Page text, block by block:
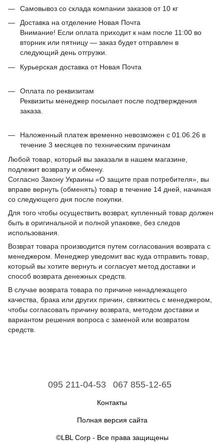
Самовывоз со склада компании заказов от 10 кг
Доставка на отделение Новая Почта
Внимание! Если оплата приходит к нам после 11:00 во
вторник или пятницу — заказ будет отправлен в
следующий день отгрузки.
Курьерская доставка от Новая Почта
Оплата по реквизитам
Реквизиты менеджер посылает после подтверждения
заказа.
Наложенный платеж временно невозможен с 01.06.26 в
течение 3 месяцев по техническим причинам
Любой товар, который вы заказали в нашем магазине,
подлежит возврату и обмену.
Согласно Закону Украины «О защите прав потребителя», вы
вправе вернуть (обменять) товар в течение 14 дней, начиная
со следующего дня после покупки.
Для того чтобы осуществить возврат, купленный товар должен
быть в оригинальной и полной упаковке, без следов
использования.
Возврат товара производится путем согласования возврата с
менеджером. Менеджер уведомит вас куда отправить товар,
который вы хотите вернуть и согласует метод доставки и
способ возврата денежных средств.
В случае возврата товара по причине ненадлежащего
качества, брака или других причин, свяжитесь с менеджером,
чтобы согласовать причину возврата, методом доставки и
вариантом решения вопроса с заменой или возвратом
средств.
095 211-04-53 067 855-12-65
Контакты
Полная версия сайта
©LBL Corp - Все права защищены